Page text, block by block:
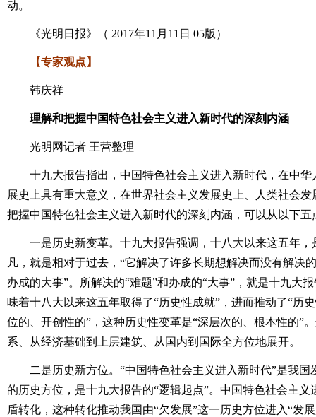
动。
《光明日报》（ 2017年11月11日 05版）
【专家观点】
韩庆祥
理解和把握中国特色社会主义进入新时代的深刻内涵
光明网记者 王营整理
十九大报告指出，中国特色社会主义进入新时代，在中华
展史上具有重大意义，在世界社会主义发展史上、人类社会
把握中国特色社会主义进入新时代的深刻内涵，可以从以下五
一是历史新变革。十九大报告强调，十八大以来这五年，
凡，就是相对于过去，“它解决了许多长期想解决而没有解决
办成的大事”。所解决的“难题”和办成的“大事”，就是十九大
味着十八大以来这五年取得了“历史性成就”，进而推动了“历
位的、开创性的”，这种历史性变革是“深层次的、根本性的”
系、从经济基础到上层建筑、从国内到国际全方位地展开。
二是历史新方位。“中国特色社会主义进入新时代”是我国
的历史方位，是十九大报告的“逻辑起点”。中国特色社会主
盾转化，这种转化推动我国由“欠发展”这一历史方位进入“发